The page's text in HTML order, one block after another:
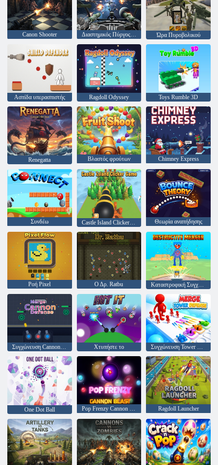
Canon Shooter Διαστημικός Πύργος αεροσκαφών Ώρα Πυροβολικού
Ασπίδα υπερασπιστής Ragdoll Odyssey Toys Rumble 3D
Renegatta Βλαστός φρούτων Chimney Express
Συνδέω Castle Island Clicker Game Θεωρία αναπήδησης
Ροή Pixel Ο Δρ. Ratbu Καταστροφική Συγχώνευση
Συγχώνευση Cannon Defense Χτυπήστε το Συγχώνευση Tower Defense
One Dot Ball Pop Frenzy Cannon Blast Ragdoll Launcher